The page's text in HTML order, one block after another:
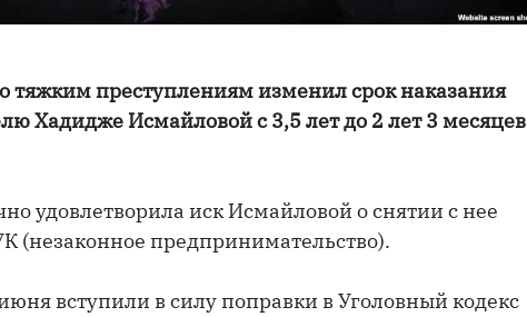
тяжким преступлениям изменил срок наказания
Хадидже Исмайловой с 3,5 лет до 2 лет 3 месяцев
удовлетворила иск Исмайловой о снятии с нее
(незаконное предпринимательство).
вступили в силу поправки в Уголовный кодекс